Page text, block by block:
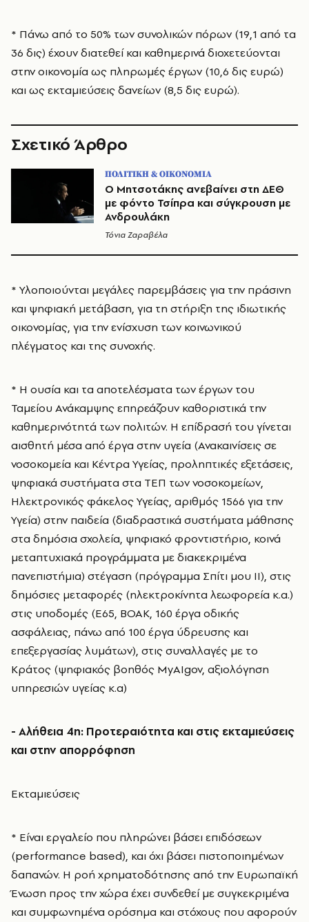
* Πάνω από το 50% των συνολικών πόρων (19,1 από τα
36 δις) έχουν διατεθεί και καθημερινά διοχετεύονται
στην οικονομία ως πληρωμές έργων (10,6 δις ευρώ)
και ως εκταμιεύσεις δανείων (8,5 δις ευρώ).
Σχετικό Άρθρο
ΠΟΛΙΤΙΚΗ & ΟΙΚΟΝΟΜΙΑ
Ο Μητσοτάκης ανεβαίνει στη ΔΕΘ
με φόντο Τσίπρα και σύγκρουση με
Ανδρουλάκη
Τόνια Ζαραβέλα
* Υλοποιούνται μεγάλες παρεμβάσεις για την πράσινη
και ψηφιακή μετάβαση, για τη στήριξη της ιδιωτικής
οικονομίας, για την ενίσχυση των κοινωνικού
πλέγματος και της συνοχής.
* Η ουσία και τα αποτελέσματα των έργων του
Ταμείου Ανάκαμψης επηρεάζουν καθοριστικά την
καθημερινότητά των πολιτών. Η επίδρασή του γίνεται
αισθητή μέσα από έργα στην υγεία (Ανακαινίσεις σε
νοσοκομεία και Κέντρα Υγείας, προληπτικές εξετάσεις,
ψηφιακά συστήματα στα ΤΕΠ των νοσοκομείων,
Ηλεκτρονικός φάκελος Υγείας, αριθμός 1566 για την
Υγεία) στην παιδεία (διαδραστικά συστήματα μάθησης
στα δημόσια σχολεία, ψηφιακό φροντιστήριο, κοινά
μεταπτυχιακά προγράμματα με διακεκριμένα
πανεπιστήμια) στέγαση (πρόγραμμα Σπίτι μου ΙΙ), στις
δημόσιες μεταφορές (ηλεκτροκίνητα λεωφορεία κ.α.)
στις υποδομές (Ε65, ΒΟΑΚ, 160 έργα οδικής
ασφάλειας, πάνω από 100 έργα ύδρευσης και
επεξεργασίας λυμάτων), στις συναλλαγές με το
Κράτος (ψηφιακός βοηθός MyAIgov, αξιολόγηση
υπηρεσιών υγείας κ.α)
- Αλήθεια 4η: Προτεραιότητα και στις εκταμιεύσεις
και στην απορρόφηση
Εκταμιεύσεις
* Είναι εργαλείο που πληρώνει βάσει επιδόσεων
(performance based), και όχι βάσει πιστοποιημένων
δαπανών. Η ροή χρηματοδότησης από την Ευρωπαϊκή
Ένωση προς την χώρα έχει συνδεθεί με συγκεκριμένα
και συμφωνημένα ορόσημα και στόχους που αφορούν